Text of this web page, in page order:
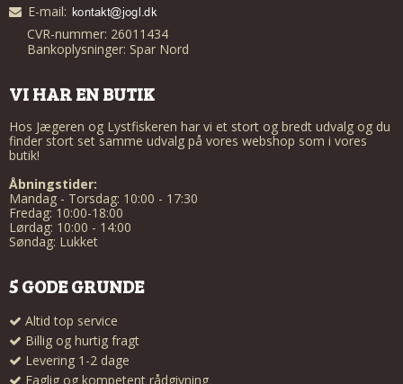
E-mail:
CVR-nummer: 26011434
Bankoplysninger: Spar Nord
VI HAR EN BUTIK
Hos Jægeren og Lystfiskeren har vi et stort og bredt udvalg og du
finder stort set samme udvalg på vores webshop som i vores
butik!
Åbningstider:
Mandag - Torsdag: 10:00 - 17:30
Fredag: 10:00-18:00
Lørdag: 10:00 - 14:00
Søndag: Lukket
5 GODE GRUNDE
Altid top service
Billig og hurtig fragt
Levering 1-2 dage
Faglig og kompetent rådgivning